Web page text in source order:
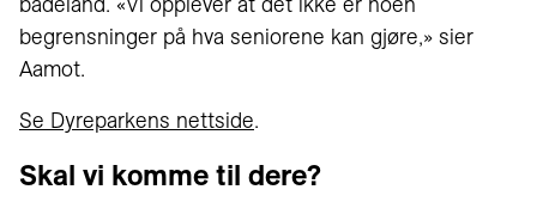
begrensninger på hva seniorene kan gjøre,» sier
Aamot.
Se Dyreparkens nettside.
Skal vi komme til dere?